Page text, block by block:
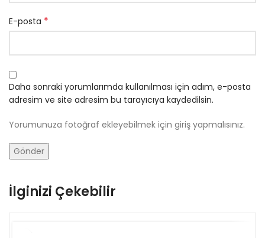
E-posta *
Daha sonraki yorumlarımda kullanılması için adım, e-posta
adresim ve site adresim bu tarayıcıya kaydedilsin.
Yorumunuza fotoğraf ekleyebilmek için giriş yapmalısınız.
İlginizi Çekebilir